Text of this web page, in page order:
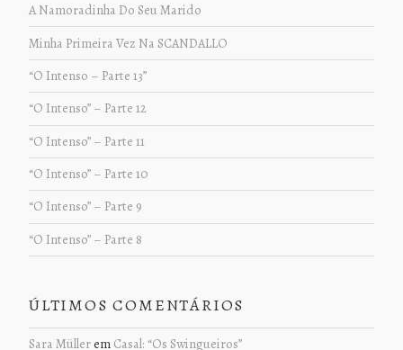
A Namoradinha Do Seu Marido
Minha Primeira Vez Na SCANDALLO
“O Intenso – Parte 13”
“O Intenso” – Parte 12
“O Intenso” – Parte 11
“O Intenso” – Parte 10
“O Intenso” – Parte 9
“O Intenso” – Parte 8
ÚLTIMOS COMENTÁRIOS
Sara Müllerem Casal: “Os Swingueiros”